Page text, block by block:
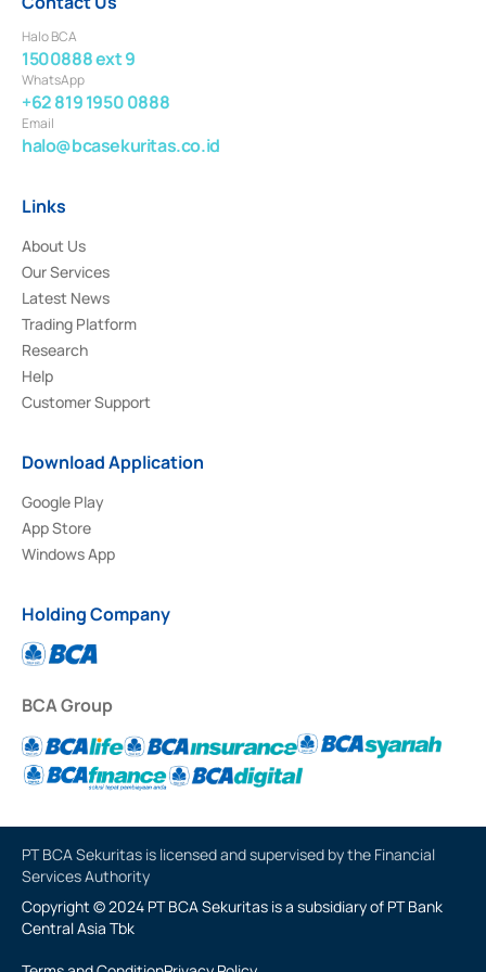
Halo BCA
1500888 ext 9
WhatsApp
+62 819 1950 0888
Email
halo@bcasekuritas.co.id
Links
About Us
Our Services
Latest News
Trading Platform
Research
Help
Customer Support
Download Application
Google Play
App Store
Windows App
Holding Company
BCA Group
PT BCA Sekuritas is licensed and supervised by the Financial
Services Authority
Copyright © 2024 PT BCA Sekuritas is a subsidiary of PT Bank
Central Asia Tbk